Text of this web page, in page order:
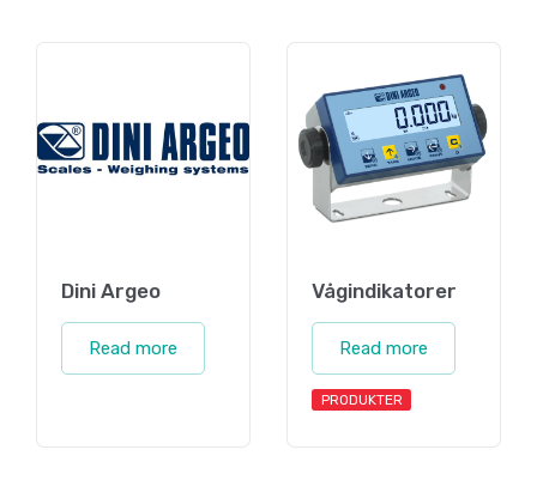
Dini Argeo
Read more
Vågindikatorer
Read more
PRODUKTER